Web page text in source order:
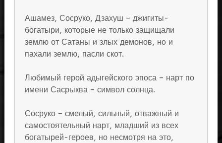
Ашамез, Сосруко, Дзахуш – джигиты-
богатыри, которые не только защищали
землю от Сатаны и злых демонов, но и
пахали землю, пасли скот.
Любимый герой адыгейского эпоса – нарт по
имени Сасрыква – символ солнца.
Сосруко – смелый, сильный, отважный и
самостоятельный нарт, младший из всех
богатырей-героев, но несмотря на это,